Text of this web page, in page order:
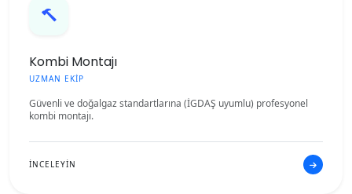
Kombi Montajı
UZMAN EKİP
Güvenli ve doğalgaz standartlarına (İGDAŞ uyumlu) profesyonel
kombi montajı.
İNCELEYİN